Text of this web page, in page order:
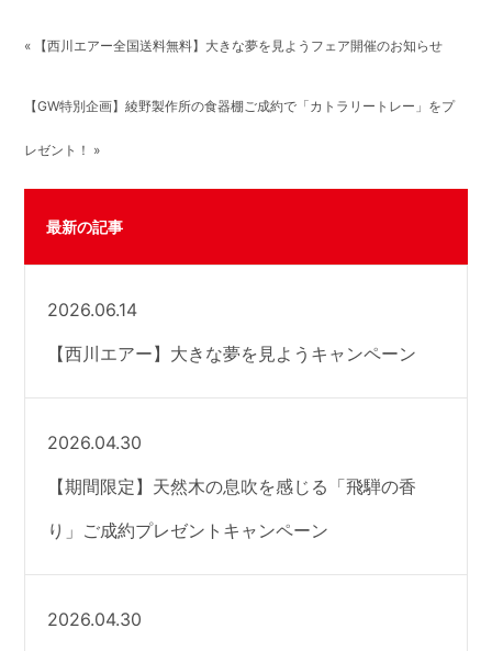
« 【西川エアー全国送料無料】大きな夢を見ようフェア開催のお知らせ
【GW特別企画】綾野製作所の食器棚ご成約で「カトラリートレー」をプ
レゼント！ »
最新の記事
2026.06.14
【西川エアー】大きな夢を見ようキャンペーン
2026.04.30
【期間限定】天然木の息吹を感じる「飛騨の香
り」ご成約プレゼントキャンペーン
2026.04.30